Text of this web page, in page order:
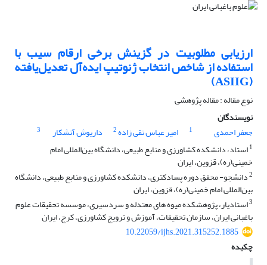
ارزیابی مطلوبیت در گزینش برخی ارقام سیب با
استفاده از شاخص انتخاب ژنوتیپ ایده‌آل ‏تعدیل‌یافته
(‏ASIIG‏)‏
نوع مقاله : مقاله پژوهشی
نویسندگان
جعفر احمدی
1 امیر عباس تقی زاده2 داریوش آتشکار
3
1استاد، دانشکده کشاورزی و منابع طبیعی، دانشگاه بین‌المللی امام
خمینی‌(ره)، قزوین، ایران‏
2دانشجو- محقق دوره پسادکتری، دانشکده کشاورزی و منابع طبیعی، دانشگاه
بین‌المللی امام خمینی‌(ره)، قزوین، ایران‏
3استادیار، پژوهشکده میوه های معتدله و سردسیری، موسسه تحقیقات علوم
باغبانی ایران، سازمان تحقیقات، آموزش و ترویج ‏کشاورزی، کرج، ایران
10.22059/ijhs.2021.315252.1885
چکیده